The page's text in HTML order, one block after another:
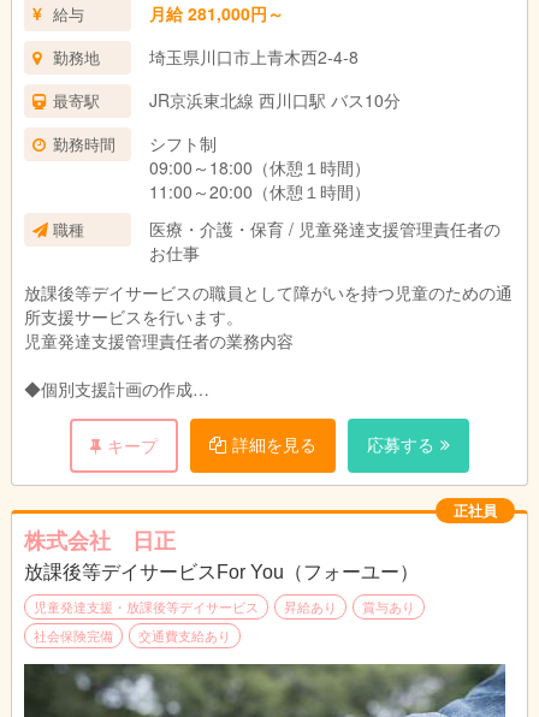
給与 月給 281,000円～
勤務地 埼玉県川口市上青木西2-4-8
最寄駅 JR京浜東北線 西川口駅 バス10分
勤務時間
シフト制
09:00～18:00（休憩１時間）
11:00～20:00（休憩１時間）
職種
医療・介護・保育 / 児童発達支援管理責任者の
お仕事
放課後等デイサービスの職員として障がいを持つ児童のための通
所支援サービスを行います。
児童発達支援管理責任者の業務内容
◆個別支援計画の作成
◆利用児童・保護者の相談援助
◆アセスメント・モニタリング
【子供への支援】
・自立支援と日常生活の充実活動
・創作活動
・地域交流
・余暇の提供
・保護者対応
キープ 詳細を見る 応募する
正社員
株式会社 日正
放課後等デイサービスFor You（フォーユー）
児童発達支援・放課後等デイサービス 昇給あり
賞与あり
社会保険完備
交通費支給あり